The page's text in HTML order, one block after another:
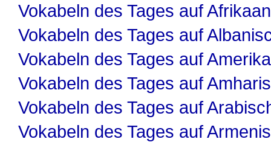
Vokabeln des Tages auf
Vokabeln des Tages auf
Vokabeln des Tages auf
Vokabeln des Tages auf
Vokabeln des Tages auf
Vokabeln des Tages auf